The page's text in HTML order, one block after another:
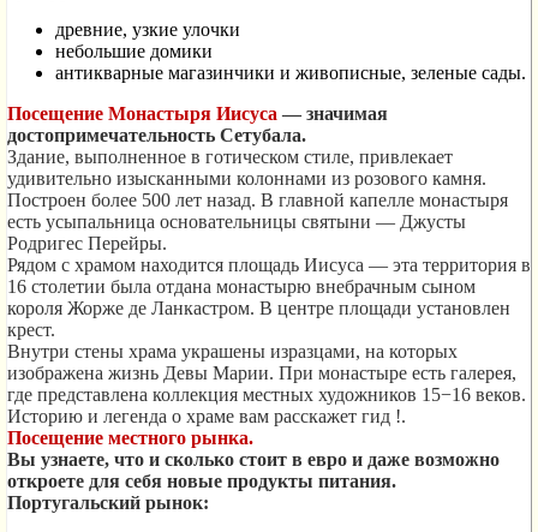
древние, узкие улочки
небольшие домики
антикварные магазинчики и живописные, зеленые сады.
Посещение Монастыря Иисуса — значимая
достопримечательность Сетубала.
Здание, выполненное в готическом стиле, привлекает
удивительно изысканными колоннами из розового камня.
Построен более 500 лет назад. В главной капелле монастыря
есть усыпальница основательницы святыни — Джусты
Родригес Перейры.
Рядом с храмом находится площадь Иисуса — эта территория в
16 столетии была отдана монастырю внебрачным сыном
короля Жорже де Ланкастром. В центре площади установлен
крест.
Внутри стены храма украшены изразцами, на которых
изображена жизнь Девы Марии. При монастыре есть галерея,
где представлена коллекция местных художников 15−16 веков.
Историю и легенда о храме вам расскажет гид !.
Посещение местного рынка.
Вы узнаете, что и сколько стоит в евро и даже возможно
откроете для себя новые продукты питания.
Португальский рынок: